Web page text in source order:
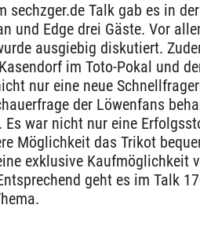
sechzger.de Talk gab es in der
und Edge drei Gäste. Vor
ausgiebig diskutiert.
im Toto-Pokal und
nur eine neue
der Löwenfans
Es war nicht nur eine
Möglichkeit das Trikot
exklusive Kaufmöglichkeit
geht es im Talk